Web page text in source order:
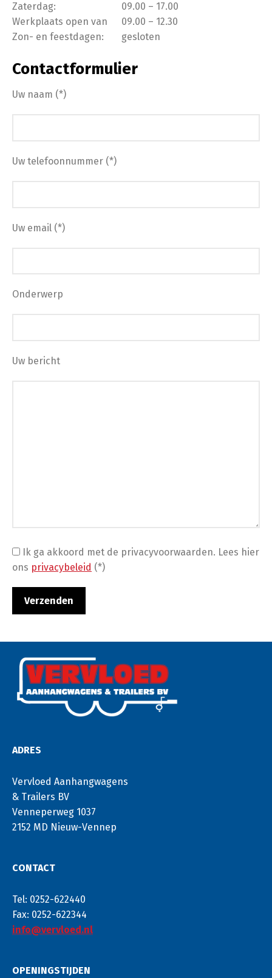
Zaterdag:
09.00 – 17.00
Werkplaats open van
09.00 – 12.30
Zon- en feestdagen:
gesloten
Contactformulier
Uw naam (*)
Uw telefoonnummer (*)
Uw email (*)
Onderwerp
Uw bericht
Ik ga akkoord met de privacyvoorwaarden. Lees hier
ons privacybeleid (*)
ADRES
Vervloed Aanhangwagens
& Trailers BV
Venneperweg 1037
2152 MD Nieuw-Vennep
CONTACT
Tel: 0252-622440
Fax: 0252-622344
info@vervloed.nl
OPENINGSTIJDEN